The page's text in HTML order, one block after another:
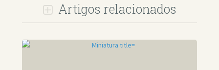
Artigos relacionados